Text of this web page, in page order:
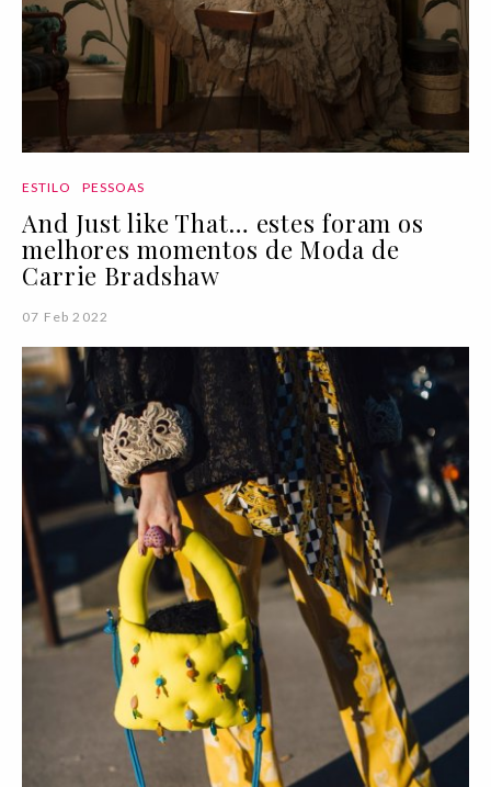
ESTILO PESSOAS
And Just like That… estes foram os
melhores momentos de Moda de
Carrie Bradshaw
07 Feb 2022